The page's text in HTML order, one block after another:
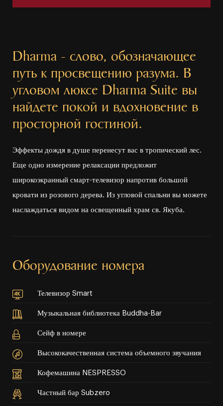
Dharma ⁠⁠⁠-⁠⁠⁠ слово, обозначающее
путь к просвещению разума. В
угловом люксе Dharma Suite вы
найдете покой и вдохновение в
просторной гостиной.
Эффекты дождя в душе перенесут вас в тропический лес.
Еще одно измерение релаксации предложит
широкоэкранный смарт⁠⁠⁠-⁠⁠⁠телевизор напротив большой
кровати из розового дерева. Из угловой спальни вы можете
наслаждаться видом на освещенный храм св. Якуба.
Оборудование номера
Телевизор Smart
Музыкальная библиотека Buddha-Bar
Сейф в номере
Высококачественная система объемного звучания
Кофемашина NESPRESSO
Частный бар Subzero